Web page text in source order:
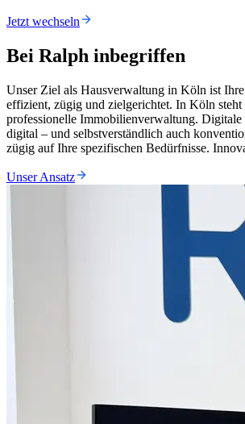
Jetzt wechseln
Bei Ralph inbegriffen
Unser Ziel als Hausverwaltung in Köln ist
effizient, zügig und zielgerichtet. In Köln
professionelle Immobilienverwaltung.
digital – und selbstverständlich auch
zügig auf Ihre spezifischen Bedürfnisse.
Unser Ansatz